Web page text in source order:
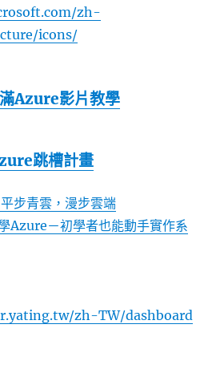
zh-
icons/
Azure影片教學
跳槽計畫
步青雲，漫步雲端
Azure－初學者也能動手實作系
zh-TW/dashboard